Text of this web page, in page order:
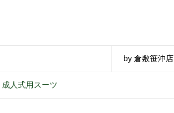
by 倉敷笹沖店
成人式用スーツ